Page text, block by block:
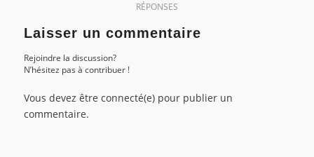
RÉPONSES
Laisser un commentaire
Rejoindre la discussion?
N’hésitez pas à contribuer !
Vous devez être connecté(e) pour publier un
commentaire.